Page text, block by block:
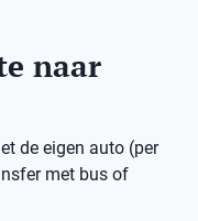
naar
de eigen auto (per
met bus of